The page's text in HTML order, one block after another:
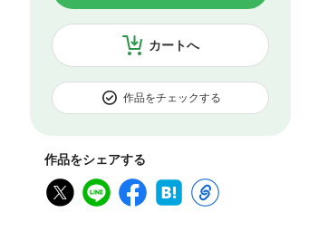
カートへ
作品をチェックする
作品をシェアする